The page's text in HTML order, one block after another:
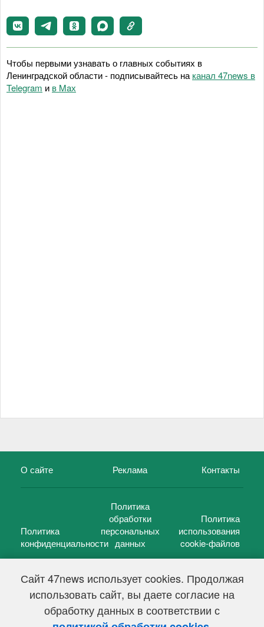
Сайт 47news использует cookies. Продолжая
использовать сайт, вы даете согласие на
обработку данных в соответствии с
Чтобы первыми узнавать о главных событиях в
Ленинградской области - подписывайтесь на канал 47news в
Telegram и в Maх
О сайте Реклама Контакты
Политика
конфиденциальности
Политика
обработки
персональных
данных
Политика
использования
cookie-файлов
47 новостей (47 news)2005 — 2026 г.
Свидетельство о регистрации СМИ Эл № ФС 77-39848, выдано
Федеральной службой по надзору в сфере связи,